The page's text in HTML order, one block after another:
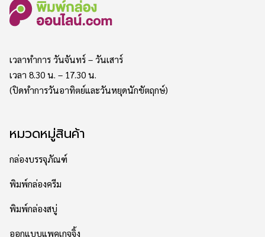
เวลาทำการ วันจันทร์ – วันเสาร์
เวลา 8.30 น. – 17.30 น.
(ปิดทำการวันอาทิตย์และวันหยุดนักขัตฤกษ์)
หมวดหมู่สินค้า
กล่องบรรจุภัณฑ์
พิมพ์กล่องครีม
พิมพ์กล่องสบู่
ออกแบบแพคเกจจิ้ง